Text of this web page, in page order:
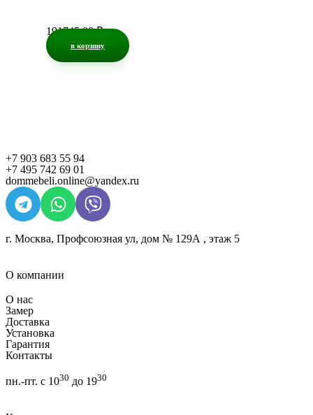
191745,00₽
в корзину
+7 903 683 55 94
+7 495 742 69 01
dommebeli.online@yandex.ru
г. Москва, Профсоюзная ул, дом № 129А , этаж 5
О компании
О нас
Замер
Доставка
Установка
Гарантия
Контакты
пн.-пт. с 1030 до 1930